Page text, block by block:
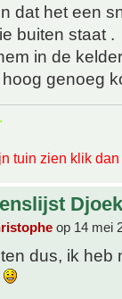
dat het een
buiten staat .
in de
hoog genoeg
tuin zien klik dan
op 14 mei
dus, ik heb